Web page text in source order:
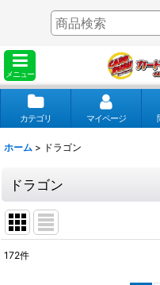
メニュー
カテゴリ マイページ
ホーム > ドラゴン
ドラゴン
172件